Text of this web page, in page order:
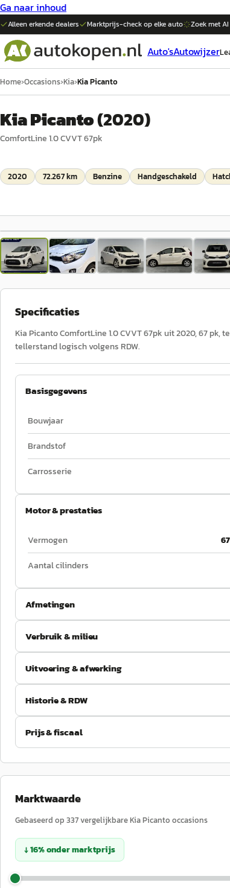
Ga naar inhoud
Alleen erkende dealers Marktprijs-check op elkeauto Zoek met AI
Auto'sAutowijzer
Home›Occasions›Kia›Kia Picanto
Kia Picanto(2020)
ComfortLine 1.0 CVVT 67pk
2020 72.267 km Benzine Handgeschakeld
Specificaties
Kia Picanto ComfortLine 1.0 CVVT 67pk uit 2020, 67
tellerstand logisch volgens RDW.
Basisgegevens
Bouwjaar
Brandstof
Carrosserie
Motor & prestaties
Vermogen
Aantal cilinders
Afmetingen
Verbruik & milieu
Uitvoering & afwerking
Historie & RDW
Prijs & fiscaal
Marktwaarde
Gebaseerd op 337vergelijkbareKiaPicanto occasions
↓16%ondermarktprijs